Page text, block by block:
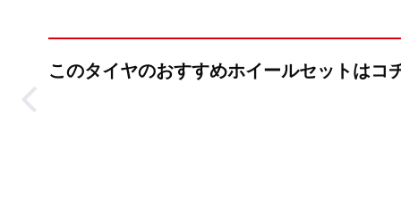
このタイヤのおすすめホイールセットはコ